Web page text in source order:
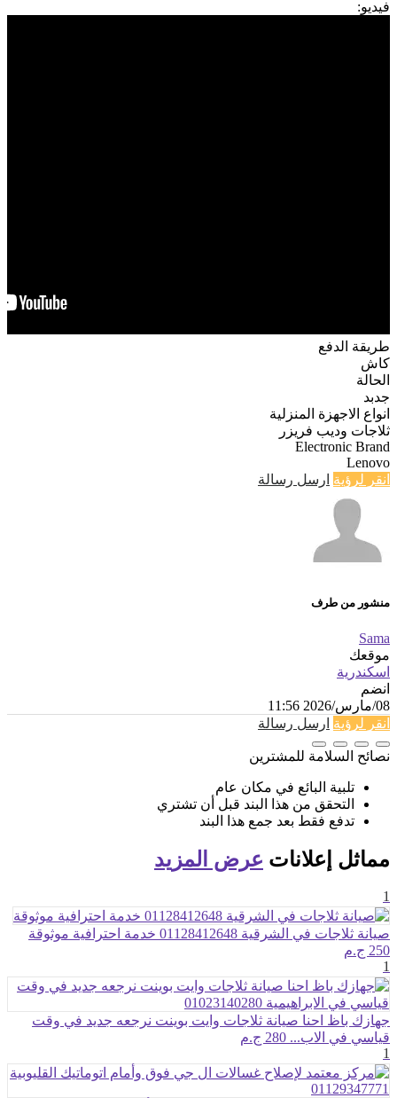
فيديو:
طريقة الدفع
كاش
الحالة
جدبد
انواع الاجهزة المنزلية
ثلاجات وديب فريزر
Electronic Brand
Lenovo
انقر لرؤية ارسل رسالة
منشور من طرف
Sama
موقعك
اسكندرية
انضم
08/مارس/2026 11:56
انقر لرؤية ارسل رسالة
نصائح السلامة للمشترين
تلبية البائع في مكان عام
التحقق من هذا البند قبل أن تشتري
تدفع فقط بعد جمع هذا البند
مماثل إعلانات عرض المزيد
1
صيانة ثلاجات في الشرقية 01128412648 خدمة احترافية موثوقة
250 ج.م
1
جهازك باظ احنا صيانة ثلاجات وايت بوينت نرجعه جديد في وقت
قياسي في الاب... 280 ج.م
1